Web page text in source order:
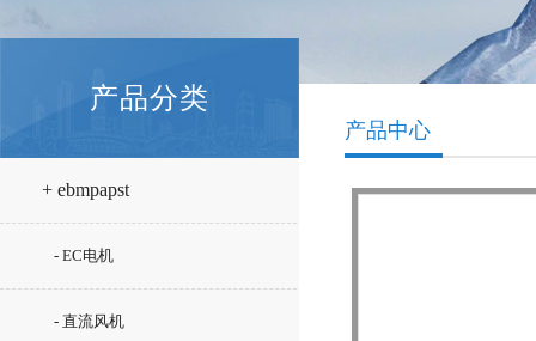
产品分类
+ ebmpapst
- EC电机
- 直流风机
产品中心